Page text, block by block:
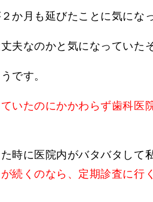
か月も延びたことに気にな
夫なのかと気になっていた
です。
いたのにかかわらず歯科医
時に医院内がバタバタして
続くのなら、定期診査に行